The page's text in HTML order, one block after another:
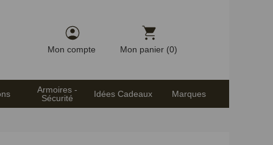
Mon compte Mon panier (0)
Armoires -
Sécurité
Idées Cadeaux Marques